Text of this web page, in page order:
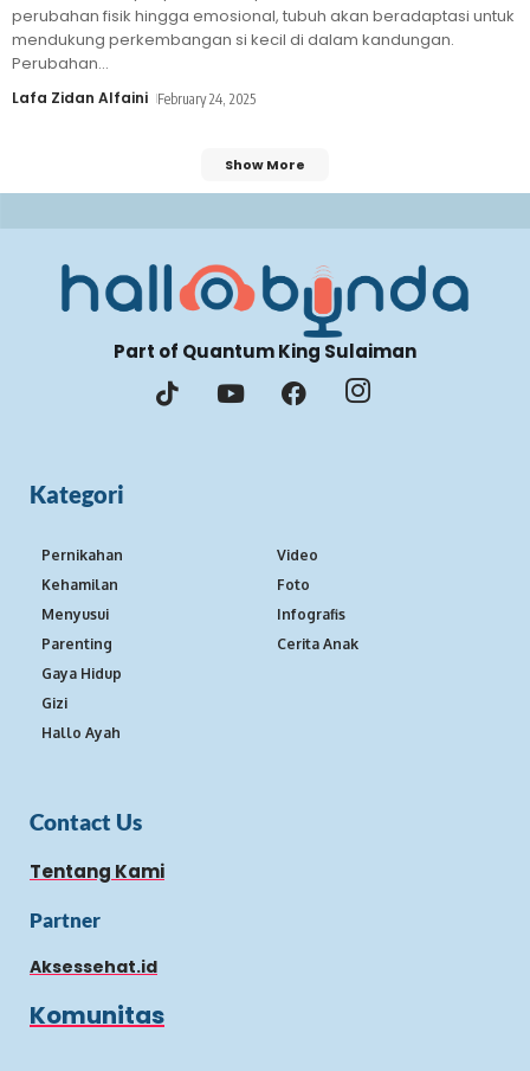
perubahan fisik hingga emosional, tubuh akan beradaptasi untuk
mendukung perkembangan si kecil di dalam kandungan.
Perubahan…
Lafa Zidan Alfaini February 24, 2025
Show More
Part of Quantum King Sulaiman
Kategori
Pernikahan
Kehamilan
Menyusui
Parenting
Gaya Hidup
Gizi
Hallo Ayah
Video
Foto
Infografis
Cerita Anak
Contact Us
Tentang Kami
Partner
Aksessehat.id
Komunitas